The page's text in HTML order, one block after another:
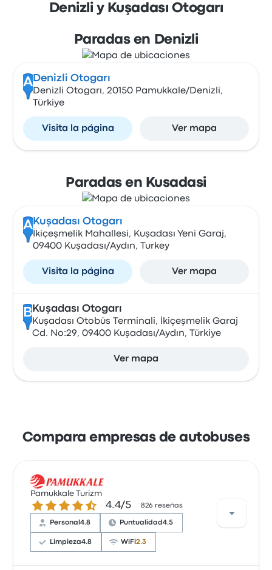
Denizli y Kuşadası Otogarı
Paradas en Denizli
A Denizli Otogarı
Denizli Otogarı, 20150 Pamukkale/Denizli,
Türkiye
Visita la página Ver mapa
Paradas en Kusadasi
A Kuşadası Otogarı
İkiçeşmelik Mahallesi, Kuşadası Yeni Garaj,
09400 Kuşadası/Aydın, Turkey
Visita la página Ver mapa
B Kuşadası Otogarı
Kuşadası Otobüs Terminali, İkiçeşmelik Garaj
Cd. No:29, 09400 Kuşadası/Aydın, Türkiye
Ver mapa
Compara empresas de autobuses
Pamukkale Turizm
4.4 sobre 5 estrellas
4.4/5 826 reseñas
Personal4.8 Puntualidad4.5
Limpieza4.8 WiFi2.3